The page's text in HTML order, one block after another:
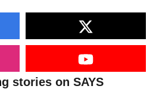
stories on SAYS